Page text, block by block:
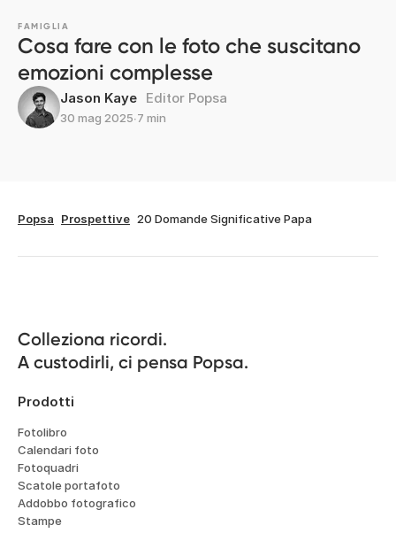
FAMIGLIA
Cosa fare con le foto che suscitano
emozioni complesse
Jason Kaye Editor Popsa
30 mag 2025∙7 min
Popsa Prospettive 20 Domande Significative Papa
Colleziona ricordi.
A custodirli, ci pensa Popsa.
Prodotti
Fotolibro
Calendari foto
Fotoquadri
Scatole portafoto
Addobbo fotografico
Stampe